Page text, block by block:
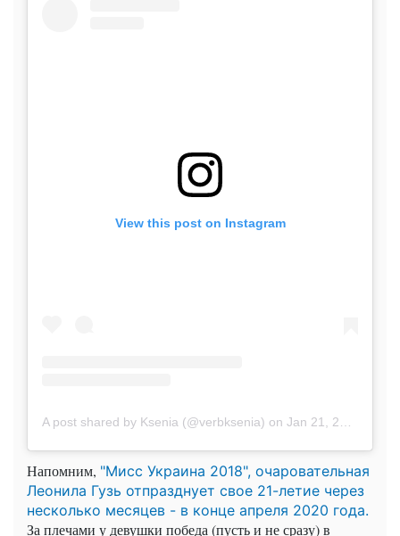
View this post on Instagram
A post shared by Ksenia (@verbksenia) on Jan 21, 2020 at 4:39pm PST
Напомним, "Мисс Украина 2018", очаровательная
Леонила Гузь отпразднует свое 21-летие через
несколько месяцев - в конце апреля 2020 года.
За плечами у девушки победа (пусть и не сразу) в